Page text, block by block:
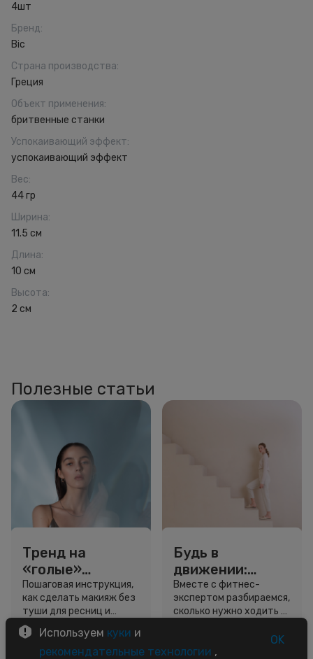
4шт
Бренд:
Bic
Страна производства:
Греция
Объект применения:
бритвенные станки
Успокаивающий эффект:
успокаивающий эффект
Вес:
44 гр
Ширина:
11.5 см
Длина:
10 см
Высота:
2 см
Полезные статьи
Тренд на
«голые»
ресницы: как
выглядеть
свежо, не
используя тушь
Пошаговая инструкция,
как сделать макияж без
туши для ресниц и
звёздный образ для
вдохновения.
Будь в
движении:
сколько нужно
шагов для
красоты и
Вместе с фитнес-
экспертом разбираемся,
сколько нужно ходить и
Используем куки и
рекомендательные технологии ,
OK